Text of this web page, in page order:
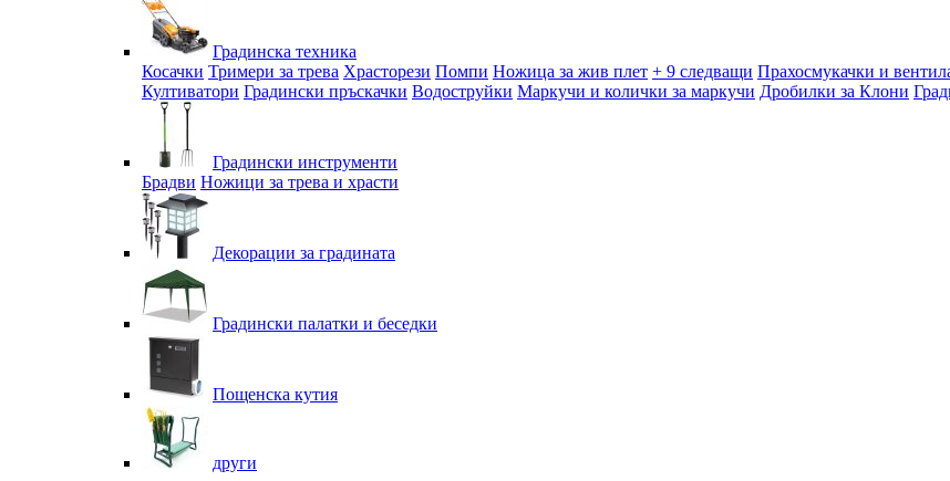
Градинска техника
Косачки Тримери за трева Храсторези Помпи Ножица за жив плет + 9 следващи Прахосмукачки и
Култиватори Градински пръскачки Водоструйки Маркучи и колички за маркучи Дробилки за Клони
Градински инструменти
Брадви Ножици за трева и храсти
Декорации за градината
Градински палатки и беседки
Пощенска кутия
други